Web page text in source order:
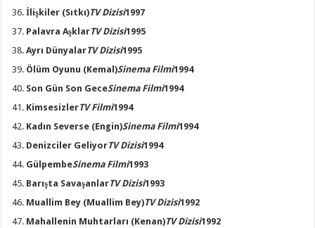
İlişkiler (Sıtkı)TV Dizisi1997
Palavra AşklarTV Dizisi1995
Ayrı DünyalarTV Dizisi1995
Ölüm Oyunu (Kemal)Sinema Filmi1994
Son Gün Son GeceSinema Filmi1994
KimsesizlerTV Filmi1994
Kadın Severse (Engin)Sinema Filmi1994
Denizciler GeliyorTV Dizisi1994
GülpembeSinema Filmi1993
Barışta SavaşanlarTV Dizisi1993
Muallim Bey (Muallim Bey)TV Dizisi1992
Mahallenin Muhtarları (Kenan)TV Dizisi1992